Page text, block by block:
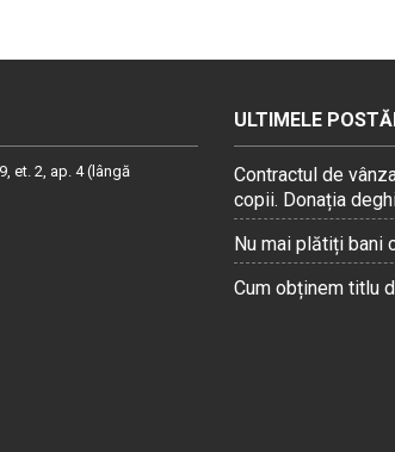
et. 2, ap. 4 (lângă
ULTIMELE
Contractul de
copii. Donația
Nu mai plătiți bani
Cum obținem titlu